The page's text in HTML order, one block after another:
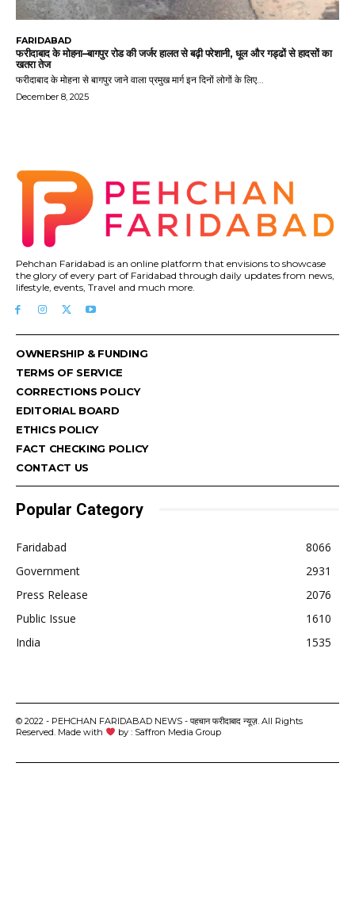
FARIDABAD
फरीदाबाद के मोहना–बागपुर रोड की जर्जर हालत से बढ़ी परेशानी, धूल और गड्ढों से हादसों का
खतरा तेज
फरीदाबाद के मोहना से बागपुर जाने वाला प्रमुख मार्ग इन दिनों लोगों के लिए...
December 8, 2025
Pehchan Faridabad is an online platform that envisions to showcase
the glory of every part of Faridabad through daily updates from news,
lifestyle, events, Travel and much more.
OWNERSHIP & FUNDING
TERMS OF SERVICE
CORRECTIONS POLICY
EDITORIAL BOARD
ETHICS POLICY
FACT CHECKING POLICY
CONTACT US
Popular Category
Faridabad
8066
Government
2931
Press Release
2076
Public Issue
1610
India
1535
© 2022 - PEHCHAN FARIDABAD NEWS - पहचान फरीदाबाद न्यूज़. All Rights
Reserved. Made with
by : Saffron Media Group